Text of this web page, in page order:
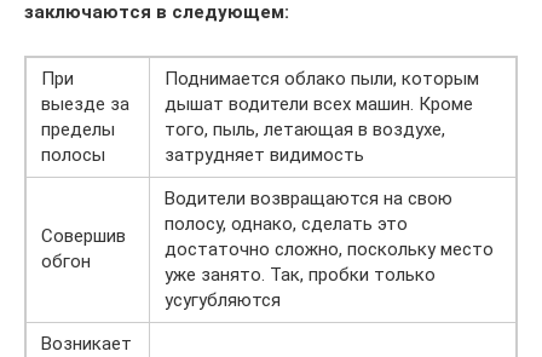
заключаются в следующем:
При
выезде за
пределы
полосы
Поднимается облако пыли, которым
дышат водители всех машин. Кроме
того, пыль, летающая в воздухе,
затрудняет видимость
Совершив
обгон
Водители возвращаются на свою
полосу, однако, сделать это
достаточно сложно, поскольку место
уже занято. Так, пробки только
усугубляются
Возникает